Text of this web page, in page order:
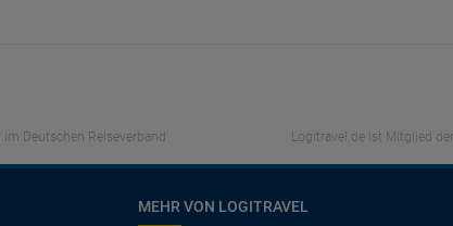
Deutschen Reiseverband Logitravel.de ist Mitglied
MEHR VON LOGITRAVEL